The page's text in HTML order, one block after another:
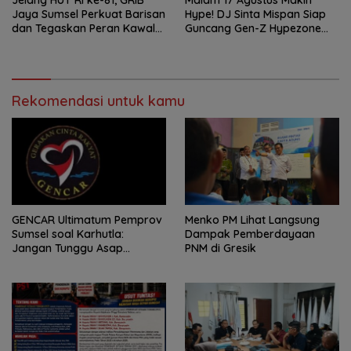
Jaya Sumsel Perkuat Barisan
dan Tegaskan Peran Kawal
Hype! DJ Sinta Mispan Siap
Guncang Gen-Z Hypezone
Rekomendasi untuk kamu
GENCAR Ultimatum Pemprov
Sumsel soal Karhutla:
Jangan Tunggu Asap
Menko PM Lihat Langsung
Dampak Pemberdayaan
PNM di Gresik